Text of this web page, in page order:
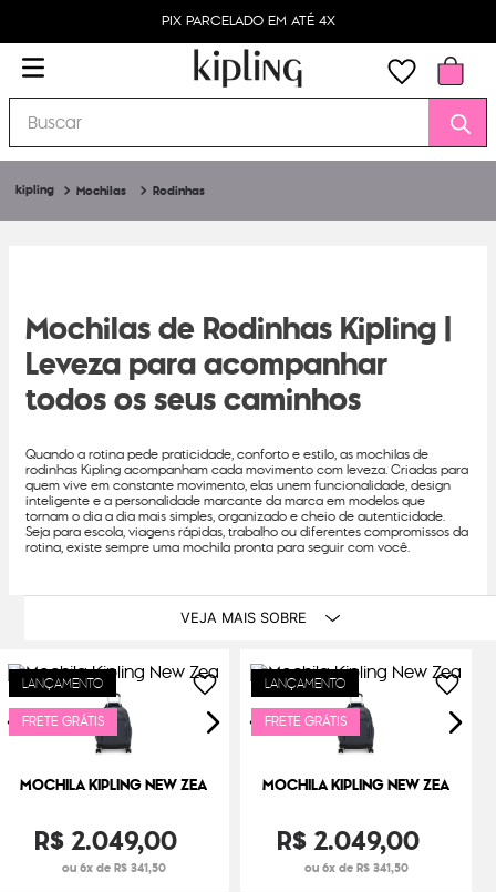
PIX PARCELADO EM ATÉ 4X
Buscar
Mochilas Rodinhas
Mochilas de Rodinhas Kipling |
Leveza para acompanhar
todos os seus caminhos
Quando a rotina pede praticidade, conforto e estilo, as mochilas de
rodinhas Kipling acompanham cada movimento com leveza. Criadas para
quem vive em constante movimento, elas unem funcionalidade, design
inteligente e a personalidade marcante da marca em modelos que
tornam o dia a dia mais simples, organizado e cheio de autenticidade.
Seja para escola, viagens rápidas, trabalho ou diferentes compromissos da
rotina, existe sempre uma mochila pronta para seguir com você.
VEJA MAIS SOBRE
LANÇAMENTO
FRETE GRÁTIS
MOCHILA KIPLING NEW ZEA
R$2.049,00
ou 6x de R$ 341,50
LANÇAMENTO
FRETE GRÁTIS
MOCHILA KIPLING NEW ZEA
R$2.049,00
ou 6x de R$ 341,50